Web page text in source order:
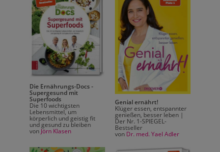
Die Ernährungs-Docs -
Supergesund mit
Superfoods
Die 10 wichtigsten
Lebensmittel, um
körperlich und geistig fit
und gesund zu bleiben
von Jörn Klasen
Genial ernährt!
Klüger essen, entspannter
genießen, besser leben |
Der Nr. 1-SPIEGEL-
Bestseller
von Dr. med. Yael Adler